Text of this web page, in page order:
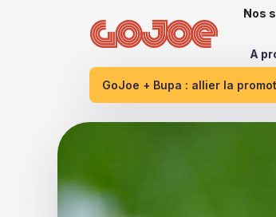
Nos
A
GoJoe + Bupa : allier la